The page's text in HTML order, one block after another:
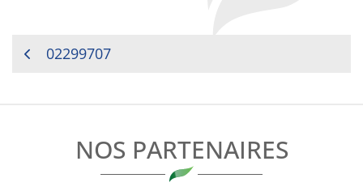
NAVIGATION
02299707
NOS PARTENAIRES